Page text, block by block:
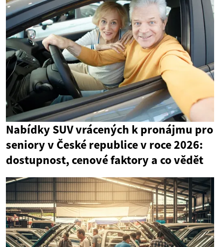
Nabídky SUV vrácených k pronájmu pro
seniory v České republice v roce 2026:
dostupnost, cenové faktory a co vědět